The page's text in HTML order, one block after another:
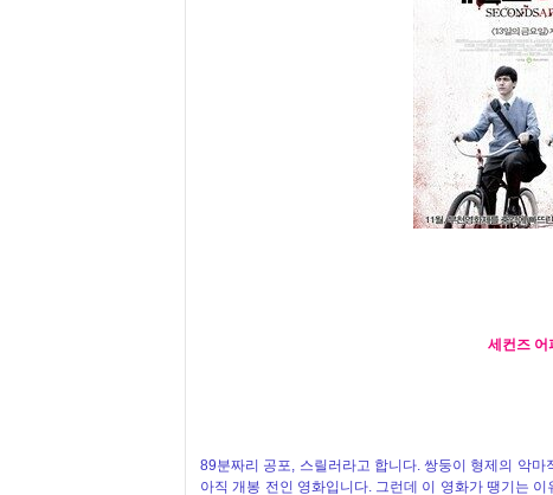
세컨즈 어
89분짜리 공포, 스릴러라고 합니다. 쌍둥이 형제의 악
아직 개봉 전인 영화입니다. 그런데 이 영화가 땡기는